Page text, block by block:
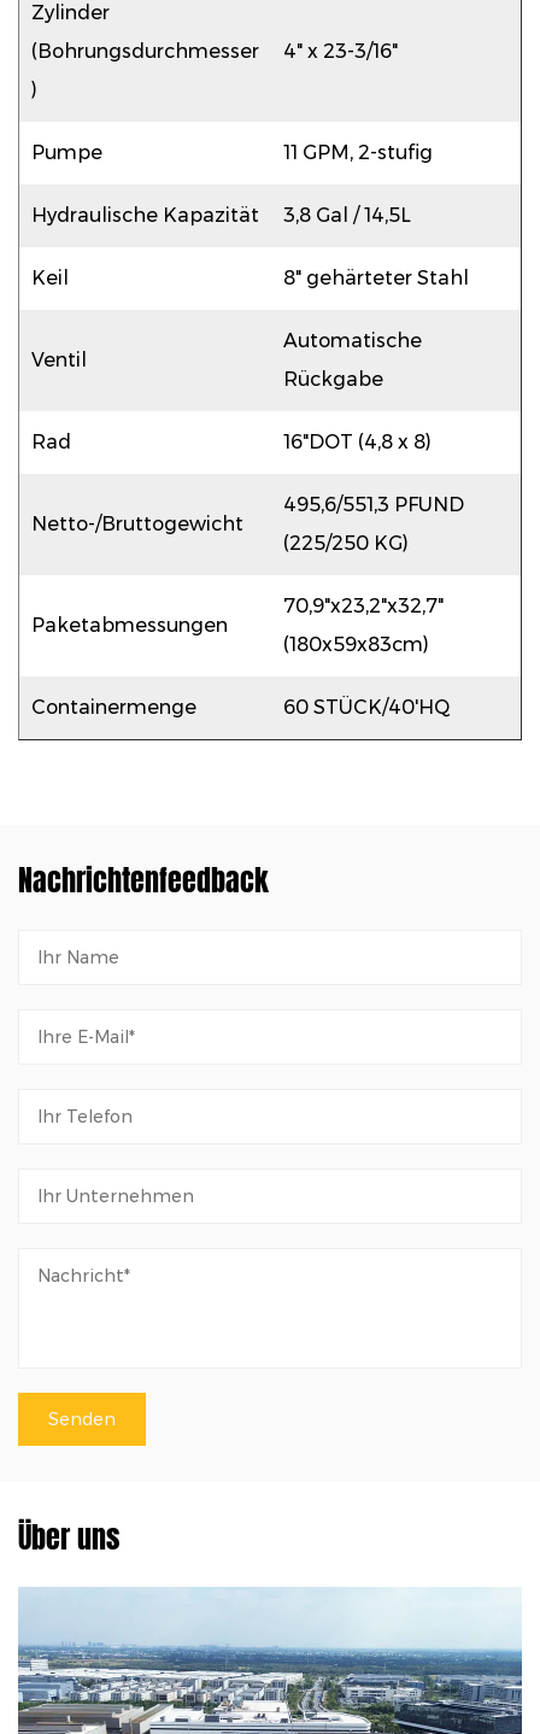
Zylinder
(Bohrungsdurchmesser
)
4" x 23-3/16"
Pumpe 11 GPM, 2-stufig
Hydraulische Kapazität 3,8 Gal / 14,5L
Keil 8" gehärteter Stahl
Ventil
Automatische
Rückgabe
Rad 16"DOT (4,8 x 8)
Netto-/Bruttogewicht
495,6/551,3 PFUND
(225/250 KG)
Paketabmessungen
70,9"x23,2"x32,7"
(180x59x83cm)
Containermenge 60 STÜCK/40'HQ
Nachrichtenfeedback
Über uns